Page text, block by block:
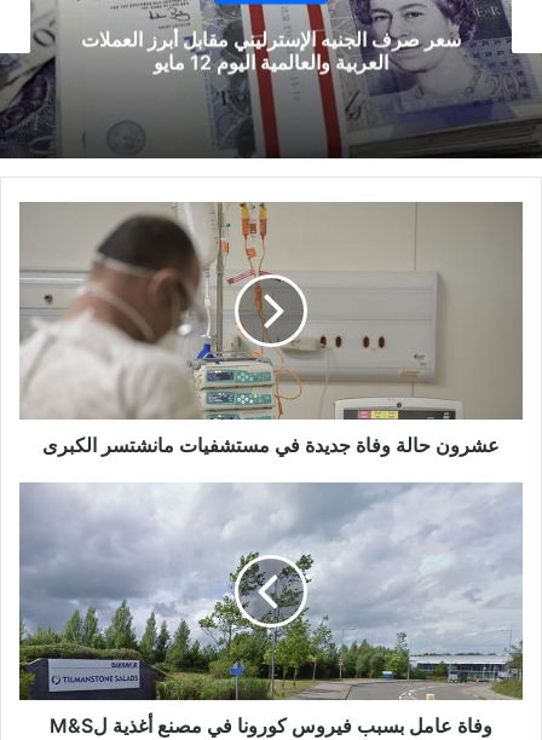
العملات
جرعة إضافية
عشرون حالة وفاة جديدة في مستشفيات مانشتسر الكبرى
وفاة
فيروس
كورونا
مصنع
أغذية
لM&S
وفاة عامل بسبب فيروس كورونا في مصنع أغذية لM&S